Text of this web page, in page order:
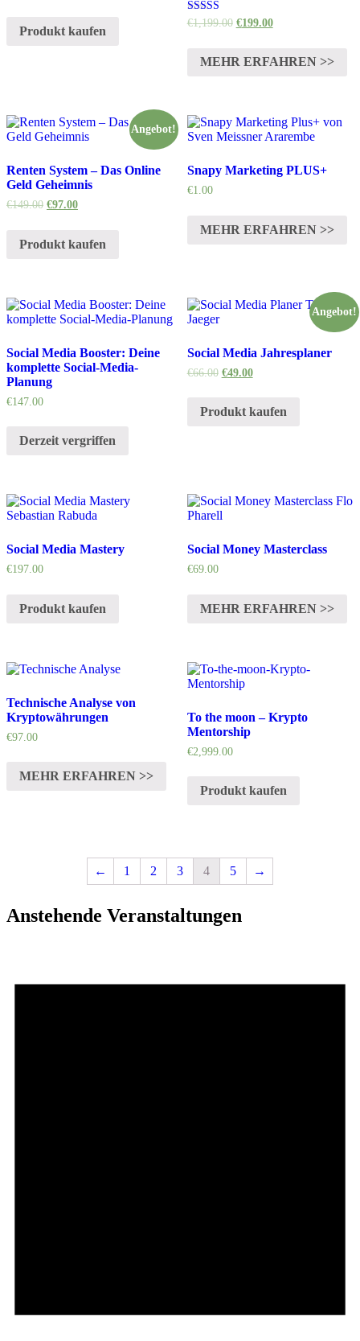
Produkt kaufen
Bewertet mit
5.00
€1,199.00 €199.00
MEHR ERFAHREN >>
Angebot!
Renten System – Das Online
Geld Geheimnis
€149.00 €97.00
Produkt kaufen
Snapy Marketing PLUS+
€1.00
MEHR ERFAHREN >>
Social Media Booster: Deine
komplette Social-Media-
Planung
€147.00
Derzeit vergriffen
Angebot!
Social Media Jahresplaner
€66.00 €49.00
Produkt kaufen
Social Media Mastery
€197.00
Produkt kaufen
Social Money Masterclass
€69.00
MEHR ERFAHREN >>
Technische Analyse von
Kryptowährungen
€97.00
MEHR ERFAHREN >>
To the moon – Krypto
Mentorship
€2,999.00
Produkt kaufen
← 1 2 3 4 5 →
Anstehende Veranstaltungen